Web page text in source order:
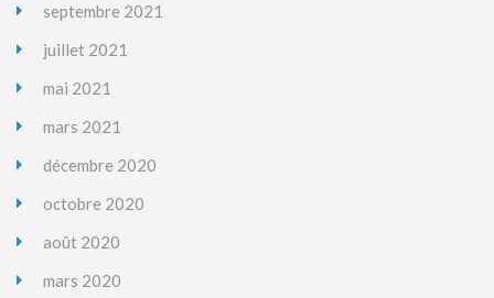
septembre 2021
juillet 2021
mai 2021
mars 2021
décembre 2020
octobre 2020
août 2020
mars 2020